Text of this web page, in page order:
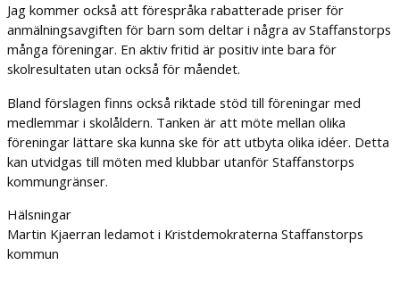
Jag kommer också att förespråka rabatterade priser för
anmälningsavgiften för barn som deltar i några av Staffanstorps
många föreningar. En aktiv fritid är positiv inte bara för
skolresultaten utan också för måendet.
Bland förslagen finns också riktade stöd till föreningar med
medlemmar i skolåldern. Tanken är att möte mellan olika
föreningar lättare ska kunna ske för att utbyta olika idéer. Detta
kan utvidgas till möten med klubbar utanför Staffanstorps
kommungränser.
Hälsningar
Martin Kjaerran ledamot i Kristdemokraterna Staffanstorps
kommun